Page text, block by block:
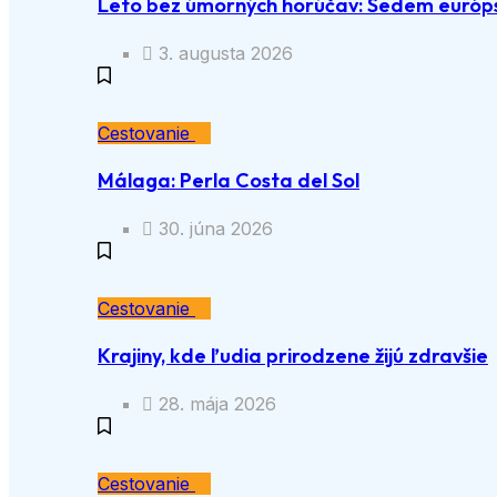
3. augusta 2026
Cestovanie
Málaga: Perla Costa del Sol
30. júna 2026
Cestovanie
Krajiny, kde ľudia prirodzene žijú zdravšie
28. mája 2026
Cestovanie